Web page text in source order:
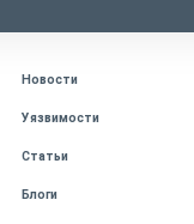
Новости
Уязвимости
Статьи
Блоги